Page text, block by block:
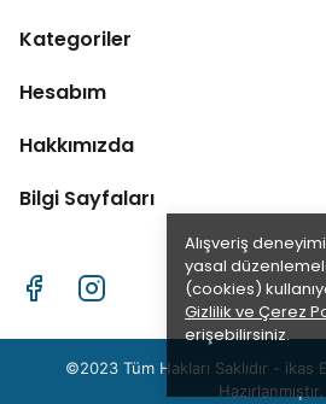
Alışveriş
yasal
(cookies)
Gizlilik ve Çerez
erişebilirsiniz.
Kategoriler
Hesabım
Hakkımızda
Bilgi Sayfaları
©2023 Tüm Hakları Saklıdır - ikas
Hazırlanmıştır.